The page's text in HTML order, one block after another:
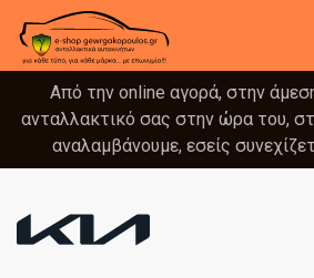
Από την online αγορά, στην
ανταλλακτικό σας στην ώρα του,
αναλαμβάνουμε, εσείς